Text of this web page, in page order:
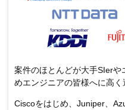
案件のほとんどが大手SIer
めエンジニアの皆様へに高く
Ciscoをはじめ、Juniper、